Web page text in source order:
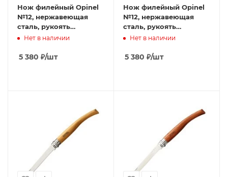
Нож филейный Opinel
№12, нержавеющая
сталь, рукоять
оливковое дерево,
Нет в наличии
5 380 ₽/шт
Нож филейный Opinel
№12, нержавеющая
сталь, рукоять
оливковое дерево
Нет в наличии
5 380 ₽/шт